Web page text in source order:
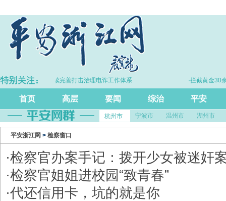
·浙江持续完善打击治理电诈工作体系 ·拦截黄金30余
首页 高层 要闻 综治 平安
杭州市 宁波市 温州市 湖州市
平安浙江网 > 检察窗口
·检察官办案手记：拨开少女被迷奸
·检察官姐姐进校园“致青春”
·代还信用卡，坑的就是你